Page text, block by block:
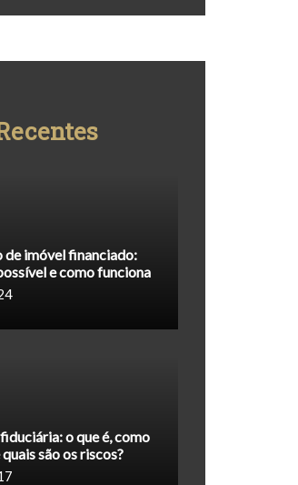
de imóvel financiado:
e como funciona
o que é, como
são os riscos?